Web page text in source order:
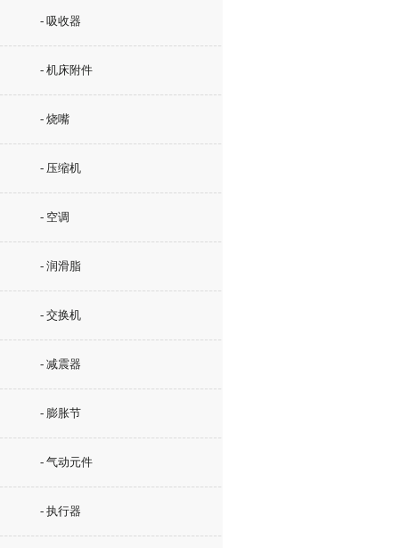
- 吸收器
- 机床附件
- 烧嘴
- 压缩机
- 空调
- 润滑脂
- 交换机
- 减震器
- 膨胀节
- 气动元件
- 执行器